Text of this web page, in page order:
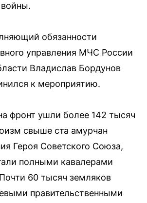
обязанности
управления МЧС России
Владислав Бордунов
к мероприятию.
фронт ушли более 142 тысяч
свыше ста амурчан
Героя Советского Союза,
полными кавалерами
60 тысяч земляков
правительственными